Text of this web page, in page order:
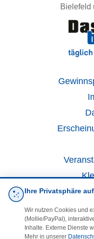
Bielefeld
Ihre Privatsphäre
Wir nutzen Cookies und
(Mollie/PayPal),
Inhalte. Externe Dienste
Mehr in unserer